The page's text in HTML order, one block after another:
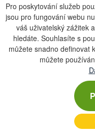
Pro poskytování služeb
jsou pro fungování webu
váš uživatelský zážitek
hledáte. Souhlasíte s
můžete snadno definovat
můžete
Rychlá navigace
Obchodní podmínky
Zásady ochrany
Odstoupení od kupní